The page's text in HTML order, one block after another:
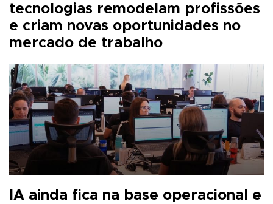
tecnologias remodelam profissões
e criam novas oportunidades no
mercado de trabalho
IA ainda fica na base operacional e